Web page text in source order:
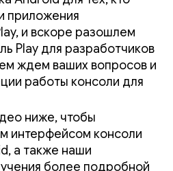
приложения
и вскоре разошлем
Play для разработчиков
ждем ваших вопросов и
работы консоли для
ниже, чтобы
интерфейсом консоли
а также наши
более подробной